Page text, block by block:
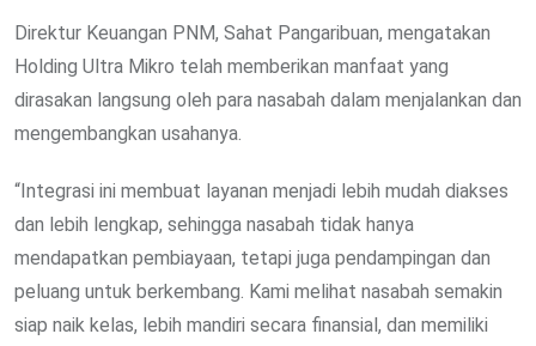
Direktur Keuangan PNM, Sahat Pangaribuan, mengatakan
Holding Ultra Mikro telah memberikan manfaat yang
dirasakan langsung oleh para nasabah dalam menjalankan dan
mengembangkan usahanya.
“Integrasi ini membuat layanan menjadi lebih mudah diakses
dan lebih lengkap, sehingga nasabah tidak hanya
mendapatkan pembiayaan, tetapi juga pendampingan dan
peluang untuk berkembang. Kami melihat nasabah semakin
siap naik kelas, lebih mandiri secara finansial, dan memiliki